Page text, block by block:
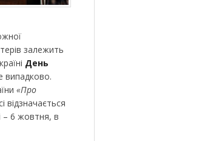
залежить
День
випадково.
«Про
відзначається
– 6 жовтня, в